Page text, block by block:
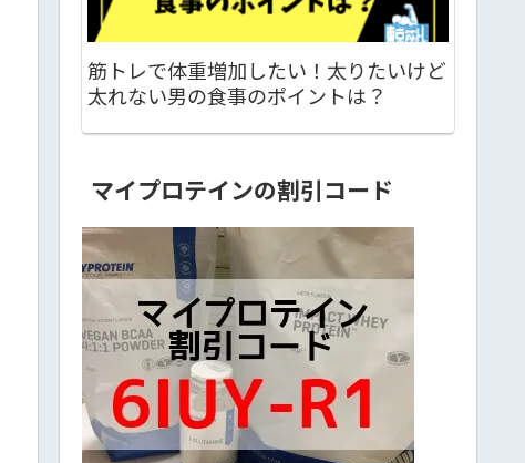
筋トレで体重増加したい！太りたいけど
太れない男の食事のポイントは？
マイプロテインの割引コード